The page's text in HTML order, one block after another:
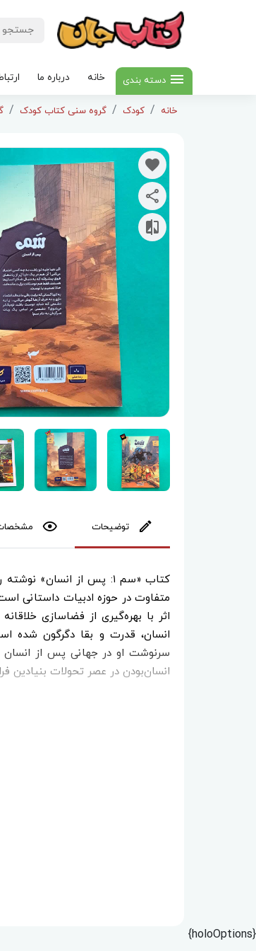
دسته بندی خانه درباره ما
خانه کودک گروه سنی کتاب کودک
توضیحات
کتاب «سم ۱: پس از انسان»
متفاوت در حوزه ادبیات داستانی
اثر با بهره‌گیری از فضاسازی
انسان، قدرت و بقا دگرگون شده
سرنوشت او در جهانی پس از انسان
انسان‌بودن در عصر تحولات بنیادین
{holoOptions}